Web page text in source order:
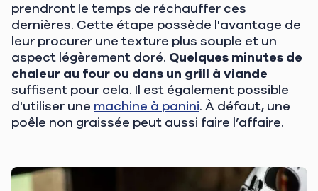
prendront le temps de réchauffer ces
dernières. Cette étape possède l'avantage de
leur procurer une texture plus souple et un
aspect légèrement doré. Quelques minutes de
chaleur au four ou dans un grill à viande
suffisent pour cela. Il est également possible
d'utiliser une machine à panini. À défaut, une
poêle non graissée peut aussi faire l’affaire.